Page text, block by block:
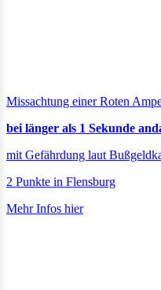
Missachtung einer Roten
bei länger als 1 Sekunde
mit Gefährdung laut
2 Punkte in Flensburg
Mehr Infos hier